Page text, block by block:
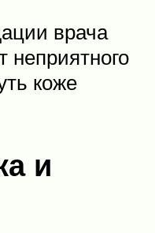
врача
неприятного
коже
и